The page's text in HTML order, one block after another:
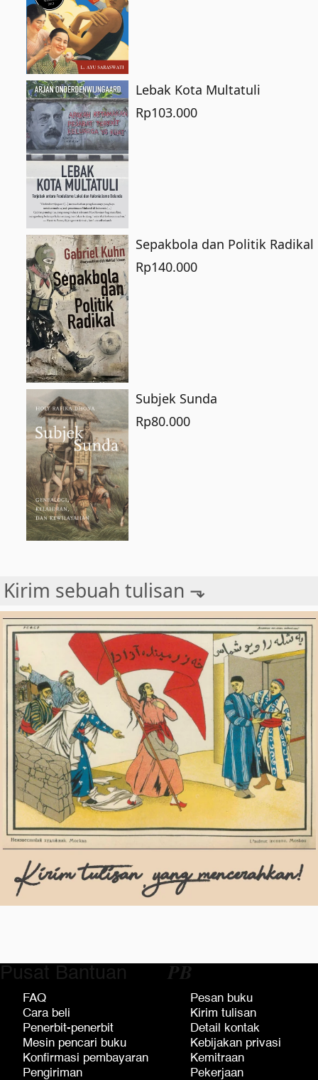
Lebak Kota Multatuli
Rp103.000
Sepakbola dan Politik Radikal
Rp140.000
Subjek Sunda
Rp80.000
Kirim sebuah tulisan ⬎
Pusat Bantuan
FAQ
Cara beli
Penerbit-penerbit
Mesin pencari buku
Konfirmasi pembayaran
Pengiriman
𝑷𝑩
Pesan buku
Kirim tulisan
Detail kontak
Kebijakan privasi
Kemitraan
Pekerjaan